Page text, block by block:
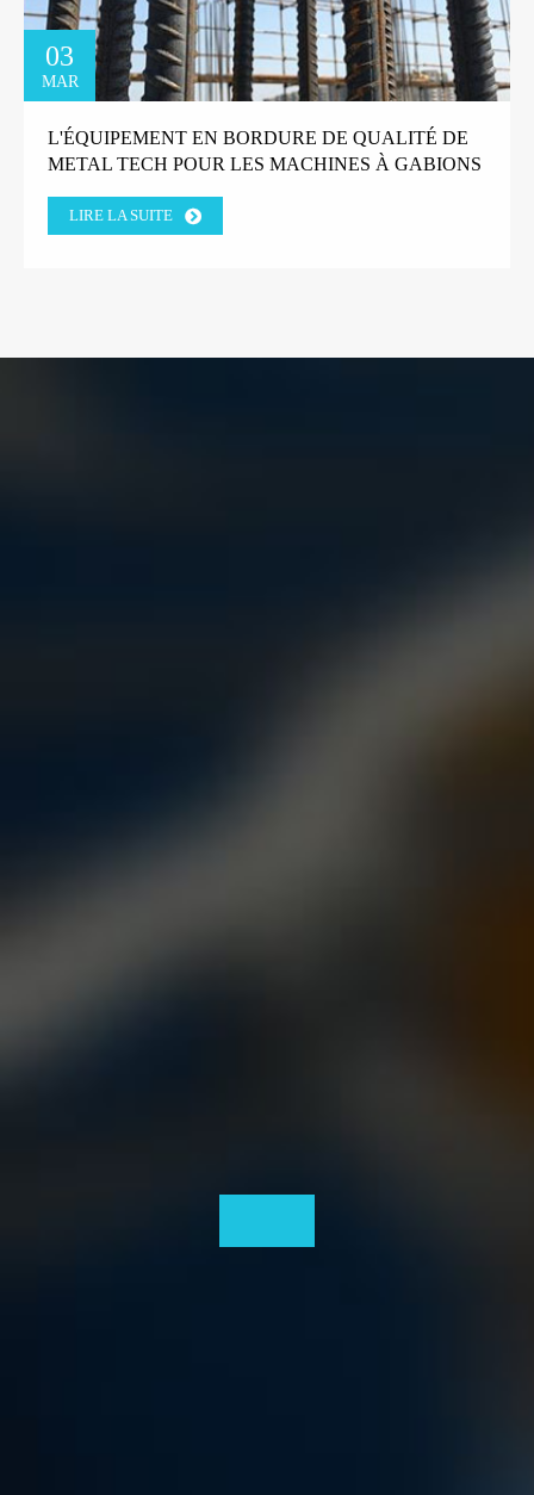
03
MAR
L'ÉQUIPEMENT EN BORDURE DE QUALITÉ DE
METAL TECH POUR LES MACHINES À GABIONS
GRECQUE.
LIRE LA SUITE